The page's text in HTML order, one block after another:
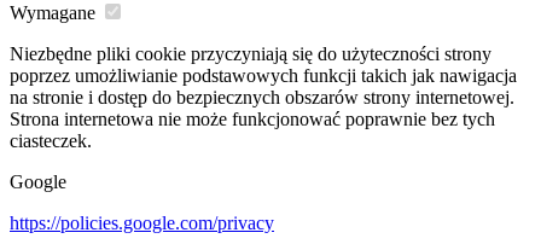
Wymagane
Niezbędne pliki cookie przyczyniają się do użyteczności strony
poprzez umożliwianie podstawowych funkcji takich jak nawigacja
na stronie i dostęp do bezpiecznych obszarów strony internetowej.
Strona internetowa nie może funkcjonować poprawnie bez tych
ciasteczek.
Google
https://policies.google.com/privacy